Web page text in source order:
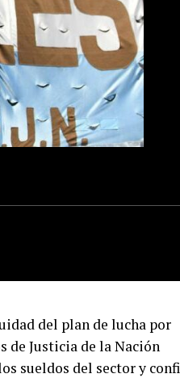
del plan de lucha por
de Justicia de la Nación
sueldos del sector y